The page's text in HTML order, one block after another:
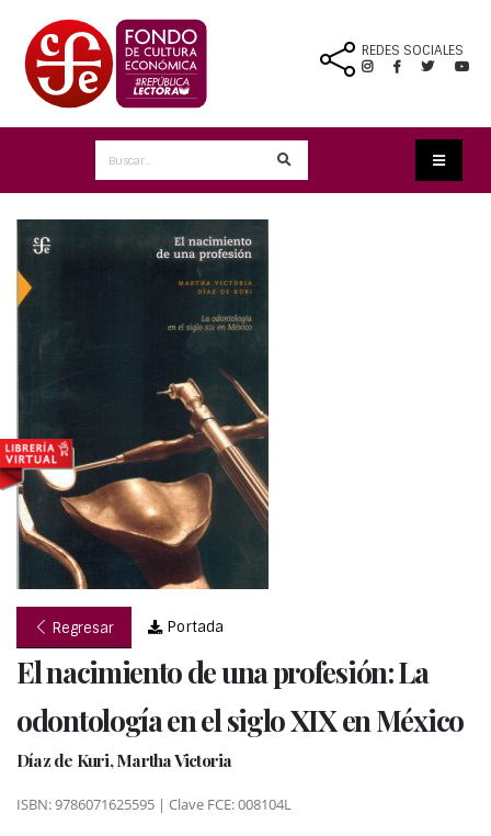
REDES SOCIALES
Regresar Portada
El nacimiento de una profesión: La
odontología en el siglo XIX en México
Díaz de Kuri, Martha Victoria
ISBN: 9786071625595 | Clave FCE: 008104L